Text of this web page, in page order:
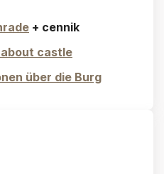
+ cennik
castle
über die Burg